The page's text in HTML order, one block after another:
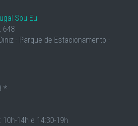
Sou Eu
648
- Parque de Estacionamento -
*
: 10h-14h e 14:30-19h